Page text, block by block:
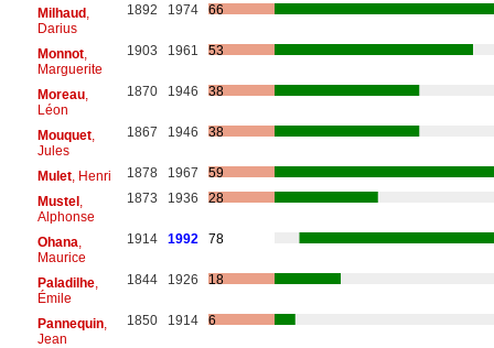
Milhaud,
Darius
1892 1974 66
Monnot,
Marguerite
1903 1961 53
Moreau,
Léon
1870 1946 38
Mouquet,
Jules
1867 1946 38
Mulet, Henri 1878 1967
59
Mustel,
Alphonse
1873 1936 28
Ohana
Maurice
1914 1992 78
Paladilhe,
Émile
1844 1926 18
Pannequin,
Jean
1850 1914 6